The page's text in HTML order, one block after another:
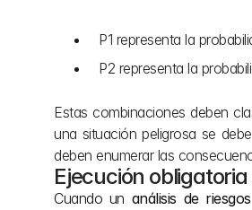
P1 representa la
P2 representa la
Estas combinaciones deben
una situación peligrosa se
deben enumerar las
Ejecución
Cuando un análisis de